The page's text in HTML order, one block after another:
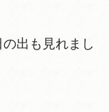
出も見れまし